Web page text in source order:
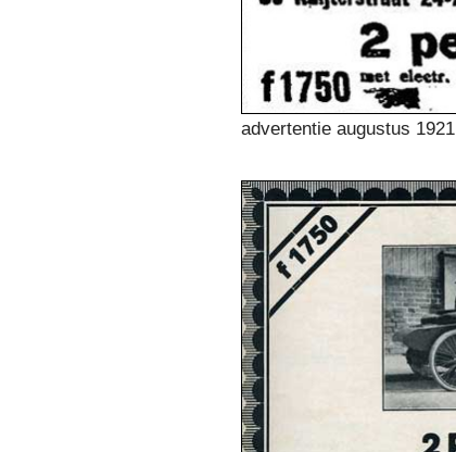
advertentie augustus 1921